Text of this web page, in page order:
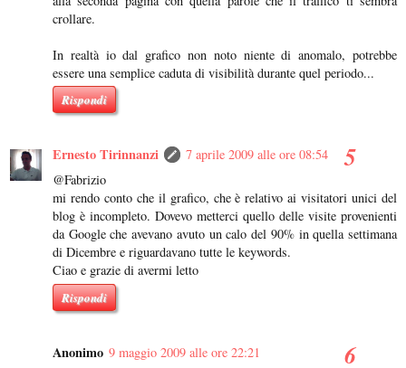
crollare.
In realtà io dal grafico non noto niente di anomalo, potrebbe
essere una semplice caduta di visibilità durante quel periodo...
Rispondi
Ernesto Tirinnanzi
7 aprile 2009 alle ore 08:54
@Fabrizio
mi rendo conto che il grafico, che è relativo ai visitatori unici del
blog è incompleto. Dovevo metterci quello delle visite provenienti
da Google che avevano avuto un calo del 90% in quella settimana
di Dicembre e riguardavano tutte le keywords.
Ciao e grazie di avermi letto
Rispondi
Anonimo 9 maggio 2009 alle ore 22:21